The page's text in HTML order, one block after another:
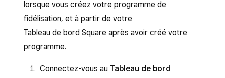
lorsque vous créez votre programme de
fidélisation, et à partir de votre
Tableau de bord Square après avoir créé votre
programme.
Connectez-vous au Tableau de bord